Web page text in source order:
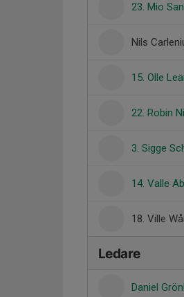
23. Mio
Nils
15. Olle
22. Robin
3. Sigge
14. Valle
18. Ville
Ledare
Daniel